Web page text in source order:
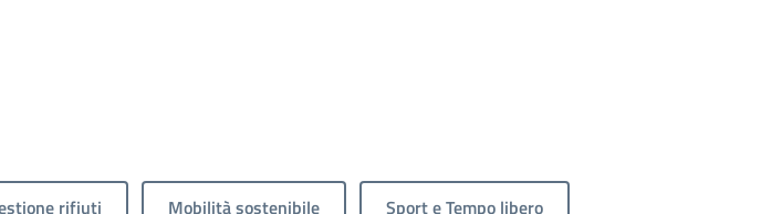
rifiuti Mobilità sostenibile Sport e Tempo libero